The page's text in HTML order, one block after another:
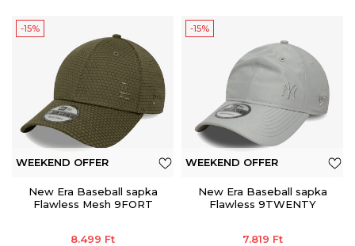
-15%
WEEKEND OFFER
New Era Baseball sapka
Flawless Mesh 9FORT
8.499 Ft
-15%
WEEKEND OFFER
New Era Baseball sapka
Flawless 9TWENTY
7.819 Ft